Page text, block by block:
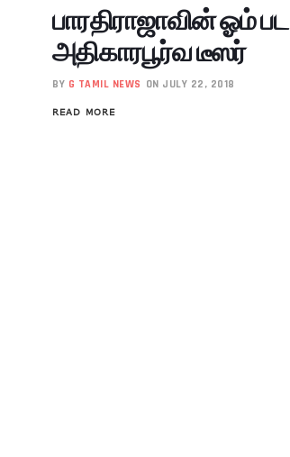
பாரதிராஜாவின் ஓம் பட
அதிகாரபூர்வ டீஸர்
BY G TAMIL NEWS ON JULY 22, 2018
READ MORE